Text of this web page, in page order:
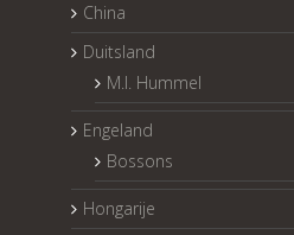
China
Duitsland
M.I. Hummel
Engeland
Bossons
Hongarije